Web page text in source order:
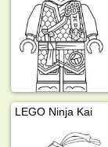
LEGO Ninja Kai